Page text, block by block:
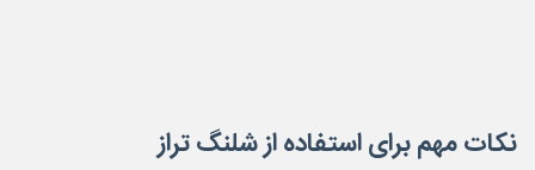
نکات مهم برای استفاده از شلنگ تراز